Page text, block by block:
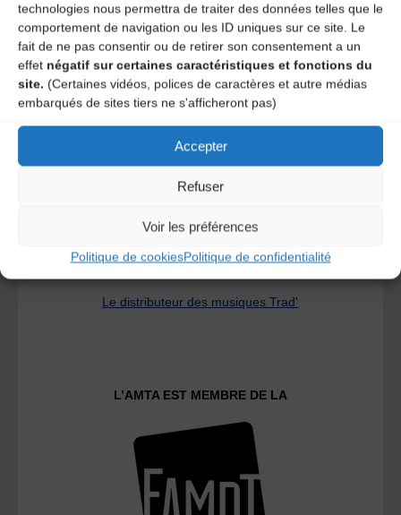
technologies nous permettra de traiter des données telles que le
comportement de navigation ou les ID uniques sur ce site. Le
fait de ne pas consentir ou de retirer son consentement a un
effet négatif sur certaines caractéristiques et fonctions du
site. (Certaines vidéos, polices de caractères et autre médias
embarqués de sites tiers ne s'afficheront pas)
Accepter
Refuser
Voir les préférences
Politique de cookiesPolitique de confidentialité
A DECOUVRIR :
Le distributeur des musiques Trad'
L’AMTA EST MEMBRE DE LA